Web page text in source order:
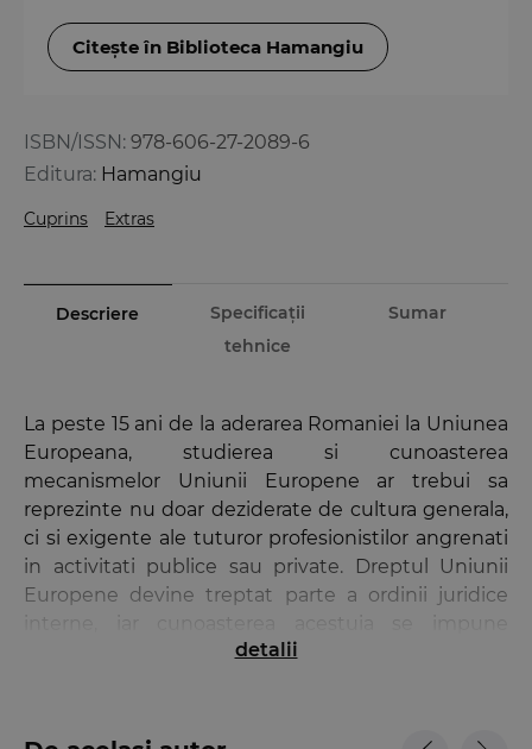
ISBN/ISSN: 978-606-27-2089-6
Editura: Hamangiu
Cuprins Extras
Citește în Biblioteca Hamangiu
Descriere
Specificații
tehnice
Sumar
La peste 15 ani de la aderarea Romaniei la Uniunea
Europeana, studierea si cunoasterea
mecanismelor Uniunii Europene ar trebui sa
reprezinte nu doar deziderate de cultura generala,
ci si exigente ale tuturor profesionistilor angrenati
in activitati publice sau private. Dreptul Uniunii
Europene devine treptat parte a ordinii juridice
pentru a intelege domeniul afacerilor europene.
institutiilor Uniunii Europene, a mecanismului
detalii